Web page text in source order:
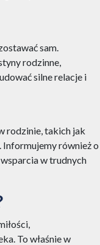
sam.
rodzinne,
silne relacje i
rodzinie, takich jak
Informujemy również o
w trudnych
To właśnie w